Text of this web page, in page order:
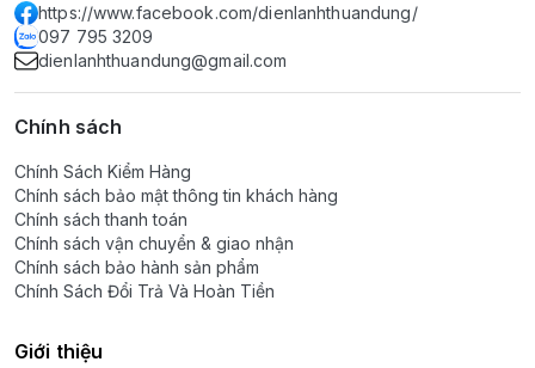
https://www.facebook.com/dienlanhthuandung/
097 795 3209
dienlanhthuandung@gmail.com
Chính sách
Chính Sách Kiểm Hàng
Chính sách bảo mật thông tin khách hàng
Chính sách thanh toán
Chính sách vận chuyển & giao nhận
Chính sách bảo hành sản phẩm
Chính Sách Đổi Trả Và Hoàn Tiền
Giới thiệu